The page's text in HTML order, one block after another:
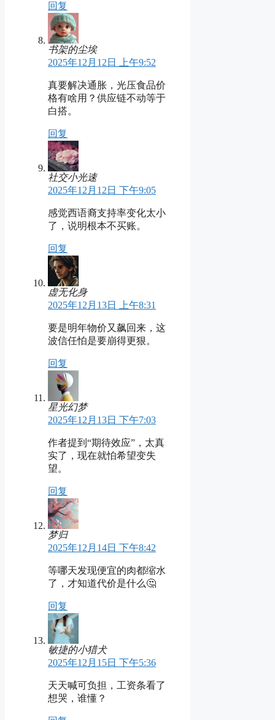
回复
书架的尘埃
2025年12月12日 上午9:52
真要解决通胀，光压食品价
格有啥用？供应链不动等于
白搭。
回复
社交小光速
2025年12月12日 下午9:05
感觉西语裔支持率变化太小
了，说明根本不买账。
回复
虚无化身
2025年12月13日 上午8:31
要是明年物价又飙回来，这
波信任怕是要崩得更狠。
回复
星光幻梦
2025年12月13日 下午7:03
作者提到“期待效应”，太真
实了，现在就怕希望变失
望。
回复
梦归
2025年12月14日 下午8:42
等哪天发现便宜的肉都缩水
了，才知道代价是什么🤔
回复
敏捷的小猎犬
2025年12月15日 下午5:36
天天喊可负担，工资条看了
想哭，谁懂？